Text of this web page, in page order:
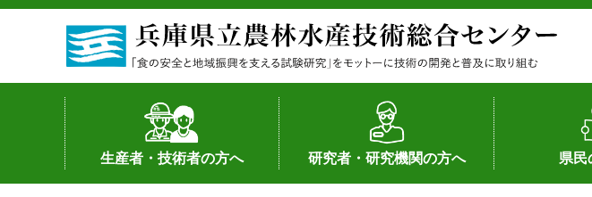
生産者・技術者の方へ
土地利用型作物
野菜
果樹・花き
加工・流通
経営･現地情報
環境病害虫
畜産
森林林業
水産
基幹種雄牛の紹介
研究者・研究機関の方へ
研究者の紹介
シーズ研究の成果
産学官連携
知的財産の保有状況（特許）
知的財産の保有状況（品種）
研究員の受入
研究活動不正行為への対応
公的研究資金への対応
県民
作物や園芸
畜産に関す
森林林業に
病害虫に関
食品加工に
水産に関す
作物や園芸
病害虫に関
畜産に関す
水産に関す
バイテク・
食品加工に
森林林業に